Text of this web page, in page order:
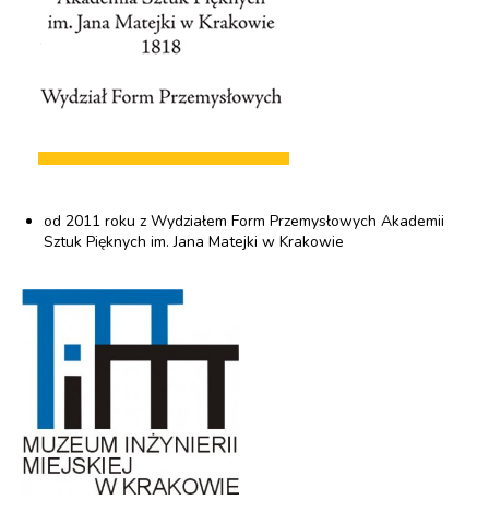
od 2011 roku z Wydziałem Form Przemysłowych Akademii
Sztuk Pięknych im. Jana Matejki w Krakowie